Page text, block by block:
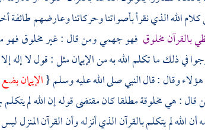
الله الذي نقرأ بأصواتنا وحركاتنا وعارضهم طائفة
بالقرآن مخلوق فهو جهمي ومن قال : غير مخلوق فهو
في ذلك ما تكلم الله به من الإيمان مثل : قول لا إله
هؤلاء وقال : قال النبي صلى الله عليه وسلم {الإيمان
قال : هي مخلوقة مطلقا كان مقتضى قوله إن الله لم يتكلم
أن الله لم يتكلم بالقرآن الذي أنزله وأن القرآن المنزل